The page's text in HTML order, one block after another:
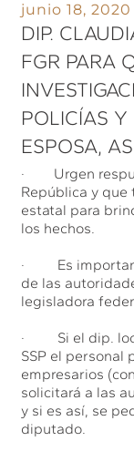
junio 18, 2020
DIP.
FGR PARA
POLICÍAS
ESPOSA,
· Urgen
República y
estatal para
los hechos.
· Es
de las
legisladora
· Si el dip.
SSP el personal
empresarios
solicitará a las
y si es así, se
diputado.